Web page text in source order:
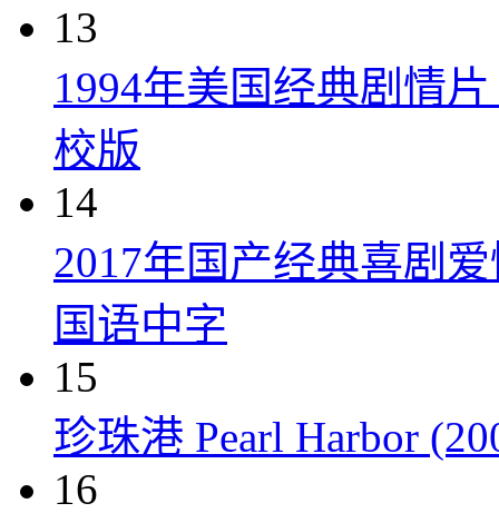
13
1994年美国经典剧情
校版
14
2017年国产经典喜剧
国语中字
15
珍珠港 Pearl Harbor
16